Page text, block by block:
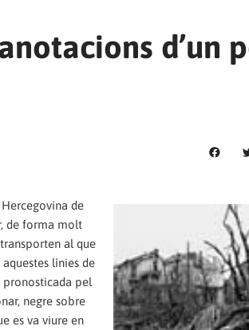
d’un
de
de forma molt
al que
línies de
pel
negre sobre
es va viure en